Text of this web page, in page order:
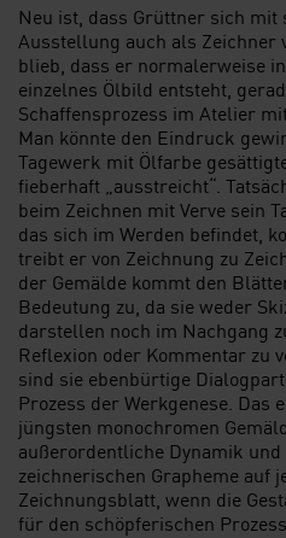
Neu ist, dass Grüttner sich
Ausstellung auch als
blieb, dass er normalerweise
einzelnes Ölbild entsteht,
Schaffensprozess im Atelier
Man könnte den Eindruck
Tagewerk mit Ölfarbe
fieberhaft „ausstreicht“.
beim Zeichnen mit Verve sein
das sich im Werden befindet,
treibt er von Zeichnung zu
der Gemälde kommt den
Bedeutung zu, da sie weder
darstellen noch im Nachgang
Reflexion oder Kommentar zu
sind sie ebenbürtige
Prozess der Werkgenese.
jüngsten monochromen
außerordentliche Dynamik
zeichnerischen Grapheme auf
Zeichnungsblatt, wenn die
für den schöpferischen